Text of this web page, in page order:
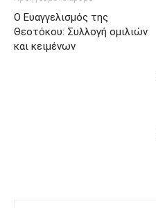
Ο Ευαγγελισμός της
Θεοτόκου: Συλλογή ομιλιών
και κειμένων